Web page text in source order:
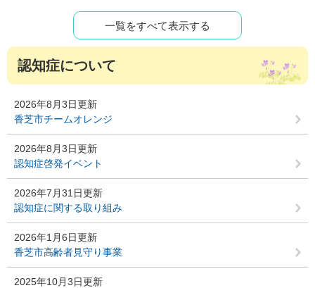
一覧をすべて表示する
認知症について
2026年8月3日更新
香芝市チームオレンジ
2026年8月3日更新
認知症啓発イベント
2026年7月31日更新
認知症に関する取り組み
2026年1月6日更新
香芝市高齢者見守り事業
2025年10月3日更新